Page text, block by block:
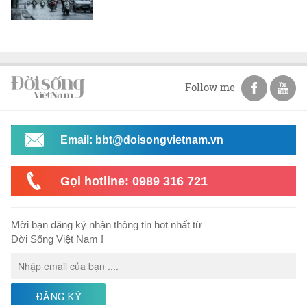
Follow me
Email: bbt@doisongvietnam.vn
Gọi hotline: 0989 316 721
Mời bạn đăng ký nhận thông tin hot nhất từ
Đời Sống Việt Nam !
ĐĂNG KÝ